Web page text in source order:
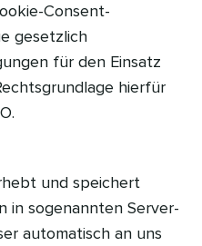
Consent-
gesetzlich
für den Einsatz
hierfür
und speichert
in sogenannten Server-
automatisch an uns